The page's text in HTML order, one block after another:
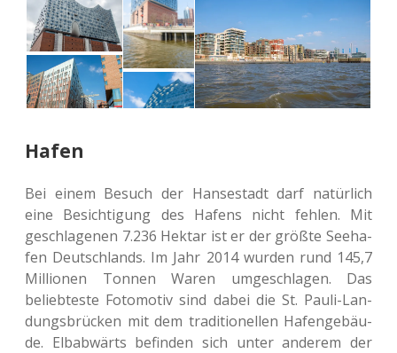
Hafen
Bei einem Besuch der Han­se­stadt darf natür­lich
eine Besich­ti­gung des Hafens nicht fehlen. Mit
geschla­ge­nen 7.236 Hektar ist er der größte See­ha­
fen Deutsch­lands. Im Jahr 2014 wurden rund 145,7
Mil­lio­nen Tonnen Waren umge­schla­gen. Das
belieb­tes­te Foto­mo­tiv sind dabei die St. Pauli-Lan­
dungs­brü­cken mit dem tra­di­tio­nel­len Hafen­ge­bäu­
de. Elb­ab­wärts befin­den sich unter ande­rem der